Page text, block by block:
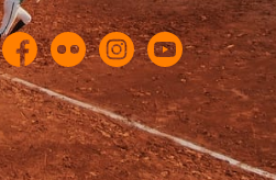
Facebook
FlickrInstagramYouTube